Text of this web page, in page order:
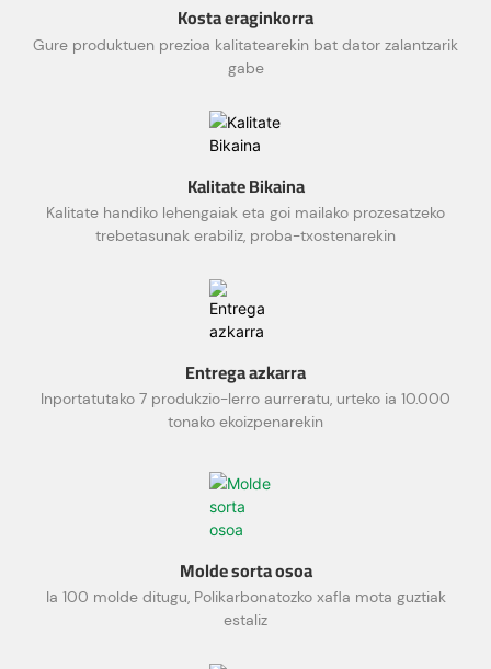
Kosta eraginkorra
Gure produktuen prezioa kalitatearekin bat dator zalantzarik
gabe
Kalitate Bikaina
Kalitate handiko lehengaiak eta goi mailako prozesatzeko
trebetasunak erabiliz, proba-txostenarekin
Entrega azkarra
Inportatutako 7 produkzio-lerro aurreratu, urteko ia 10.000
tonako ekoizpenarekin
Molde sorta osoa
Ia 100 molde ditugu, Polikarbonatozko xafla mota guztiak
estaliz